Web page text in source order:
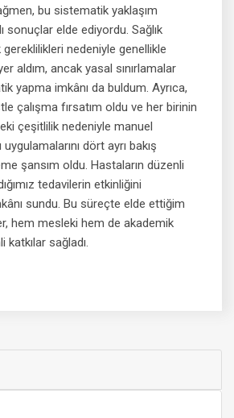
bu sistematik yaklaşım
sonuçlar elde ediyordu. Sağlık
gereklilikleri nedeniyle genellikle
aldım, ancak yasal sınırlamalar
yapma imkânı da buldum. Ayrıca,
çalışma fırsatım oldu ve her birinin
çeşitlilik nedeniyle manuel
dört ayrı bakış
şansım oldu. Hastaların düzenli
tedavilerin etkinliğini
sundu. Bu süreçte elde ettiğim
hem mesleki hem de akademik
sağladı.